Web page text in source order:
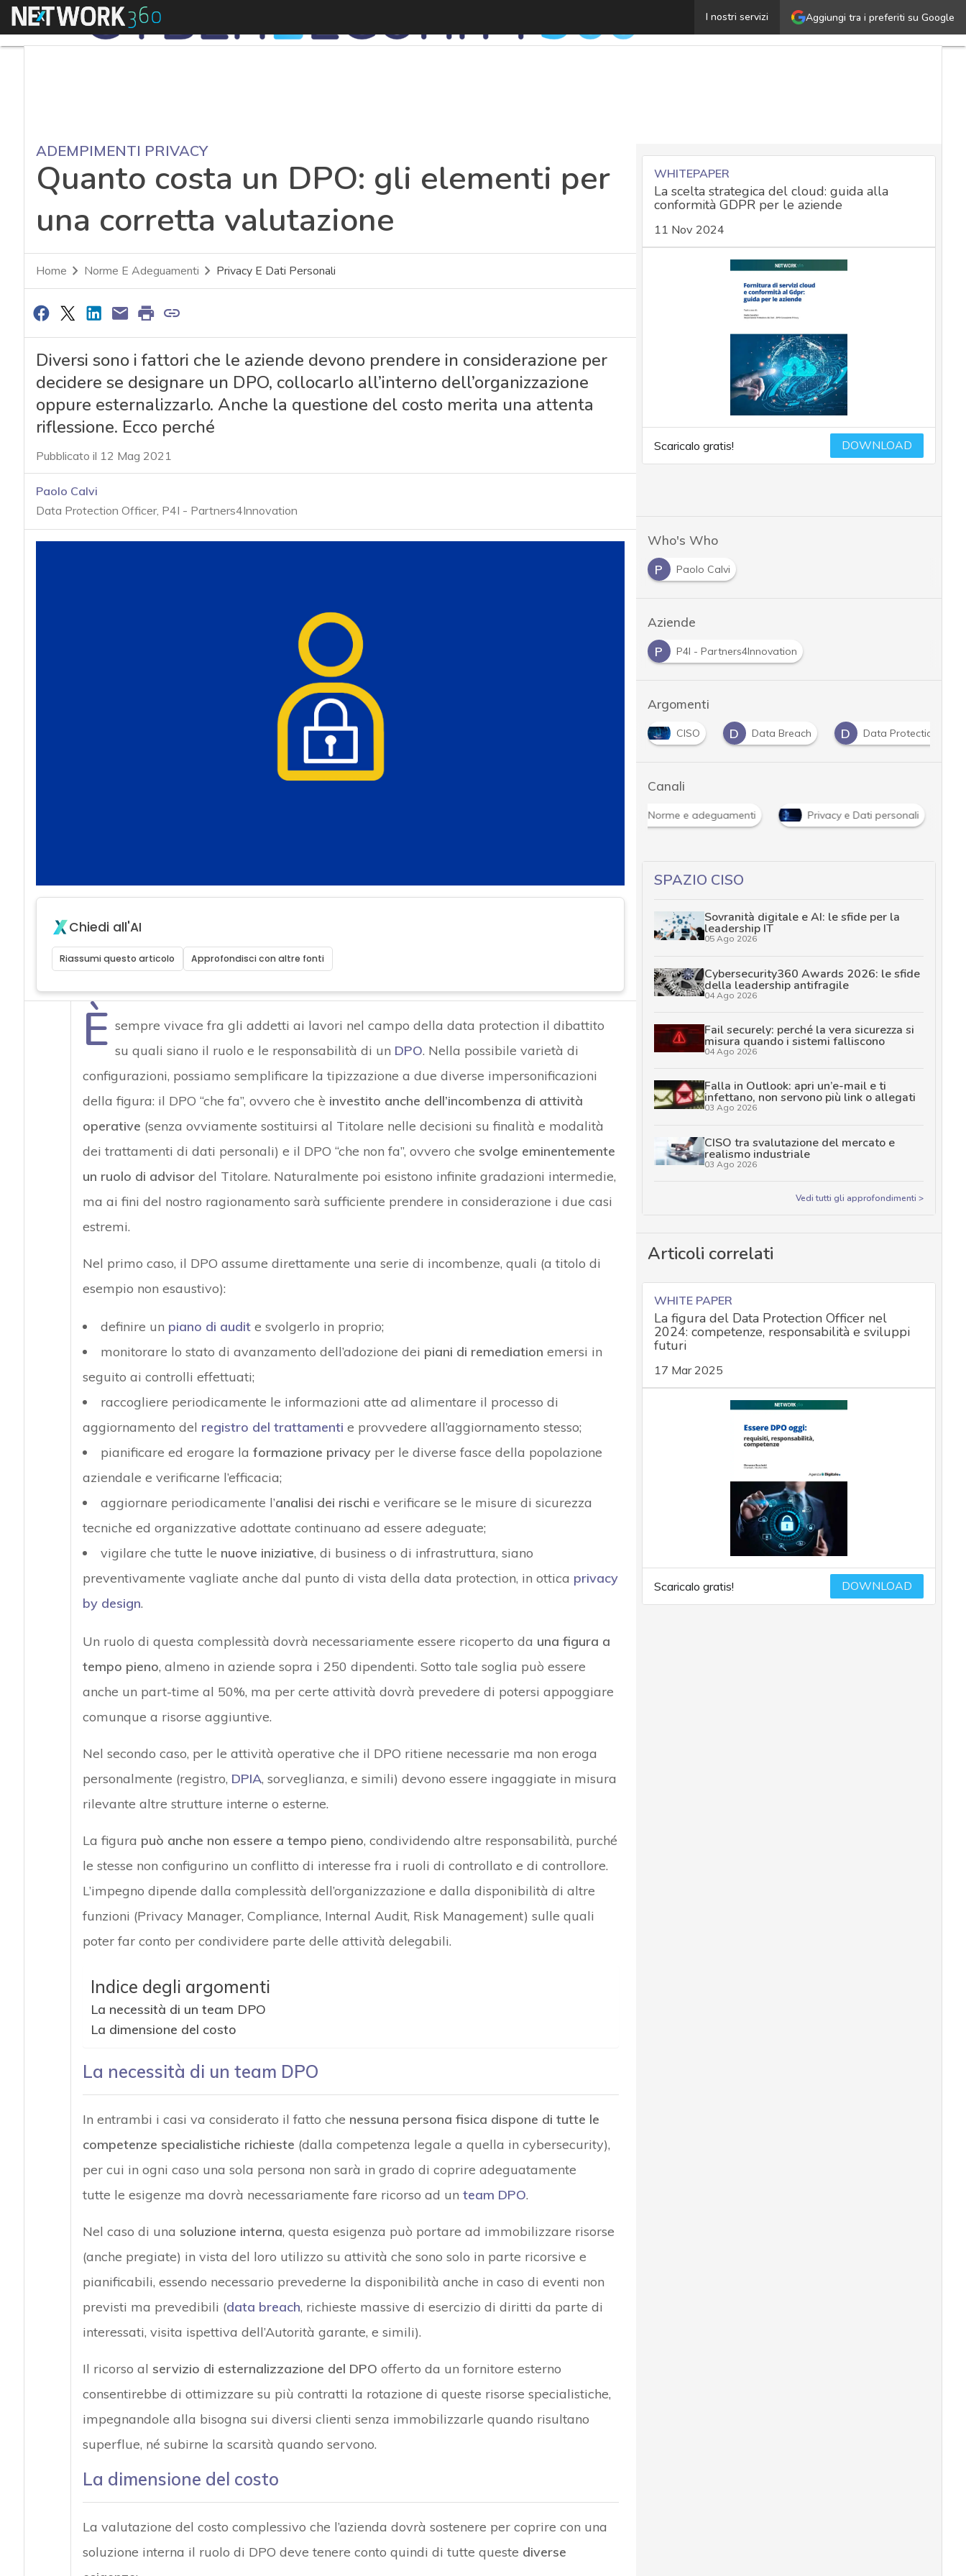
Aggiungi tra i preferiti su Google
I nostri servizi
Menu Quanto costa un DPO: gli elementi per una corretta
ADEMPIMENTI PRIVACY
Quanto costa un DPO: gli elementi per
una corretta valutazione
Home Norme E Adeguamenti Privacy E Dati Personali
Diversi sono i fattori che le aziende devono prendere in considerazione per
decidere se designare un DPO, collocarlo all’interno dell’organizzazione
oppure esternalizzarlo. Anche la questione del costo merita una attenta
riflessione. Ecco perché
Pubblicato il 12 Mag 2021
Paolo Calvi
Data Protection Officer, P4I - Partners4Innovation
Chiedi all'AI
Riassumi questo articolo Approfondisci con altre fonti
È sempre vivace fra gli addetti ai lavori nel campo della data protection il dibattito
su quali siano il ruolo e le responsabilità di un DPO. Nella possibile varietà di
configurazioni, possiamo semplificare la tipizzazione a due diverse impersonificazioni
della figura: il DPO “che fa”, ovvero che è investito anche dell’incombenza di attività
operative (senza ovviamente sostituirsi al Titolare nelle decisioni su finalità e modalità
dei trattamenti di dati personali) e il DPO “che non fa”, ovvero che svolge eminentemente
un ruolo di advisordel Titolare. Naturalmente poi esistono infinite gradazioni intermedie,
ma ai fini del nostro ragionamento sarà sufficiente prendere in considerazione i due casi
estremi.
Nel primo caso, il DPO assume direttamente una serie di incombenze, quali (a titolo di
esempio non esaustivo):
definire un piano di audite svolgerlo in proprio;
monitorare lo stato di avanzamento dell’adozione dei piani di remediation emersi in
seguito ai controlli effettuati;
raccogliere periodicamente le informazioni atte ad alimentare il processo di
aggiornamento del registro del trattamenti e provvedere all’aggiornamento stesso;
pianificare ed erogare la formazione privacyper le diverse fasce della popolazione
aziendale e verificarne l’efficacia;
aggiornare periodicamente l’analisi dei rischi e verificare se le misure di sicurezza
tecniche ed organizzative adottate continuano ad essere adeguate;
vigilare che tutte le nuove iniziative, di business o di infrastruttura, siano
preventivamente vagliate anche dal punto di vista della data protection, in ottica privacy
by design.
Un ruolo di questa complessità dovrà necessariamente essere ricoperto da una figura a
tempo pieno, almeno in aziende sopra i 250 dipendenti. Sotto tale soglia può essere
anche un part-time al 50%, ma per certe attività dovrà prevedere di potersi appoggiare
comunque a risorse aggiuntive.
Nel secondo caso, per le attività operative che il DPO ritiene necessarie ma non eroga
personalmente (registro, DPIA, sorveglianza, e simili) devono essere ingaggiate in misura
rilevante altre strutture interne o esterne.
La figura può anche non essere a tempo pieno, condividendo altre responsabilità, purché
le stesse non configurino un conflitto di interesse fra i ruoli di controllato e di controllore.
L’impegno dipende dalla complessità dell’organizzazione e dalla disponibilità di altre
funzioni (Privacy Manager, Compliance, Internal Audit, Risk Management) sulle quali
poter far conto per condividere parte delle attività delegabili.
Indice degli argomenti
La necessità di un team DPO
La dimensione del costo
La necessità di un team DPO
In entrambi i casi va considerato il fatto che nessuna persona fisica dispone di tutte le
competenze specialistiche richieste (dalla competenza legale a quella in cybersecurity),
per cui in ogni caso una sola persona non sarà in grado di coprire adeguatamente
tutte le esigenze ma dovrà necessariamente fare ricorso ad un team DPO.
Nel caso di una soluzione interna, questa esigenza può portare ad immobilizzare risorse
(anche pregiate) in vista del loro utilizzo su attività che sono solo in parte ricorsive e
pianificabili, essendo necessario prevederne la disponibilità anche in caso di eventi non
previsti ma prevedibili (data breach, richieste massive di esercizio di diritti da parte di
interessati, visita ispettiva dell’Autorità garante, e simili).
Il ricorso al servizio di esternalizzazione del DPO offerto da un fornitore esterno
consentirebbe di ottimizzare su più contratti la rotazione di queste risorse specialistiche,
impegnandole alla bisogna sui diversi clienti senza immobilizzarle quando risultano
superflue, né subirne la scarsità quando servono.
La dimensione del costo
La valutazione del costo complessivo che l’azienda dovrà sostenere per coprire con una
soluzione interna il ruolo di DPO deve tenere conto quindi di tutte queste diverse
WHITEPAPER
La scelta strategica del cloud: guida alla
conformità GDPR per le aziende
11 Nov 2024
Scaricalo gratis! DOWNLOAD
Who's Who
P
Paolo Calvi
Aziende
P
P4I - Partners4Innovation
Argomenti
CISO D Data Breach D Data Protection
Canali
Norme e adeguamenti Privacy e Dati personali
SPAZIO CISO
Sovranità digitale e AI: le sfide per la
leadership IT
05 Ago 2026
Cybersecurity360 Awards 2026: le sfide
della leadership antifragile
04 Ago 2026
Fail securely: perché la vera sicurezza si
misura quando i sistemi falliscono
04 Ago 2026
Falla in Outlook: apri un’e-mail e ti
infettano, non servono più link o allegati
03 Ago 2026
CISO tra svalutazione del mercato e
realismo industriale
03 Ago 2026
Vedi tutti gli approfondimenti >
Articoli correlati
WHITE PAPER
La figura del Data Protection Officer nel
2024: competenze, responsabilità e sviluppi
futuri
17 Mar 2025
Scaricalo gratis! DOWNLOAD